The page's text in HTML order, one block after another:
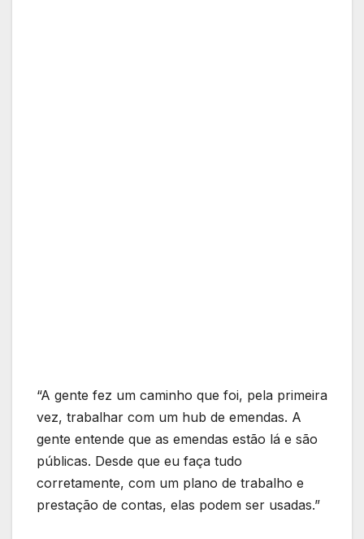
“A gente fez um caminho que foi, pela primeira
vez, trabalhar com um hub de emendas. A
gente entende que as emendas estão lá e são
públicas. Desde que eu faça tudo
corretamente, com um plano de trabalho e
prestação de contas, elas podem ser usadas.”